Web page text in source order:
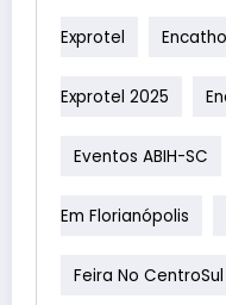
Exprotel
Exprotel 2025
Eventos ABIH-SC
Em Florianópolis
Feira No